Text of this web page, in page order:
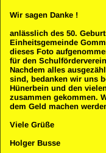
Wir sagen Danke !
anlässlich des 50.
Einheitsgemeinde
dieses Foto
für den
Nachdem alles
sind, bedanken wir uns
Hünerbein und den
zusammen gekommen.
dem Geld machen
Viele Grüße
Holger Busse